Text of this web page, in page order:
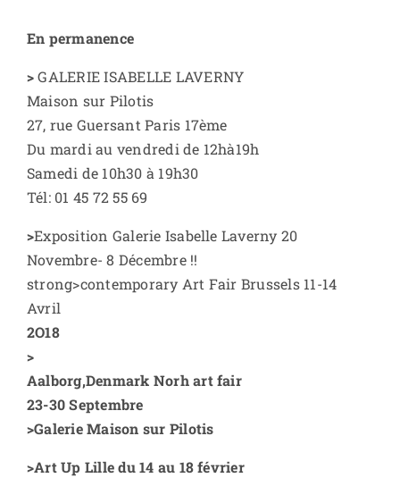
En permanence
>GALERIE ISABELLE LAVERNY
Maison sur Pilotis
27, rue Guersant Paris 17ème
Du mardi au vendredi de 12hà19h
Samedi de 10h30 à 19h30
Tél: 01 45 72 55 69
>Exposition Galerie Isabelle Laverny 20
Novembre- 8 Décembre !!
strong>contemporary Art Fair Brussels 11-14
Avril
2O18
>
Aalborg,Denmark Norh art fair
23-30 Septembre
>Galerie Maison sur Pilotis
>Art Up Lille du 14 au 18 février